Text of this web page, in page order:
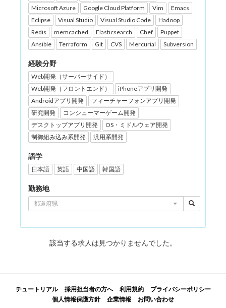
Microsoft Azure
Google Cloud Platform Vim
Emacs
Eclipse
Visual Studio Visual Studio Code
Hadoop
Redis
memcached Elasticsearch Chef
Puppet
Ansible
Terraform Git CVS Mercurial Subversion
経験分野
Web開発（サーバーサイド）
Web開発（フロントエンド）
iPhoneアプリ開発
Androidアプリ開発
フィーチャーフォンアプリ開発
研究開発
コンシューマーゲーム開発
デスクトップアプリ開発
OS・ミドルウェア開発
制御組み込み系開発
汎用系開発
語学
日本語 英語 中国語 韓国語
勤務地
都道府県
該当する求人は見つかりませんでした。
チュートリアル 採用担当者の方へ 利用規約
プライバシーポリシー
個人情報保護方針
企業情報 お問い合わせ